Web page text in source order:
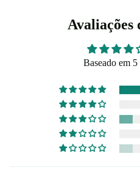
Avaliações
Baseado em 5